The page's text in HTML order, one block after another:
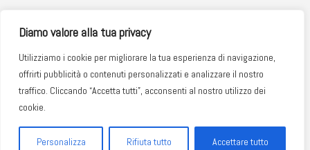
Diamo valore alla tua privacy
Utilizziamo i cookie per migliorare la tua esperienza di navigazione,
offrirti pubblicità o contenuti personalizzati e analizzare il nostro
traffico. Cliccando “Accetta tutti”, acconsenti al nostro utilizzo dei
cookie.
Personalizza Rifiuta tutto Accettare tutto
SITO WEB REALIZZATO DA
Privacy Policy Cookie Policy
Copyright
Condizioni e Trattamento Dati